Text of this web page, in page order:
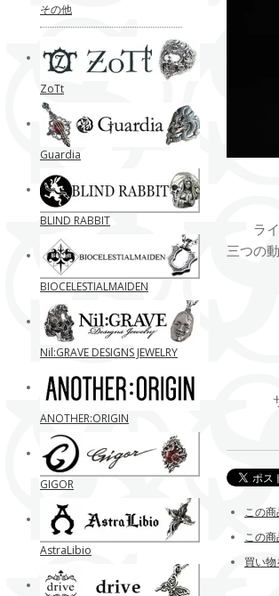
ラ
三つの
この
この
買い
その他
ZoTt
Guardia
BLIND RABBIT
BIOCELESTIALMAIDEN
Nil:GRAVE DESIGNS JEWELRY
ANOTHER:ORIGIN
GIGOR
AstraLibio